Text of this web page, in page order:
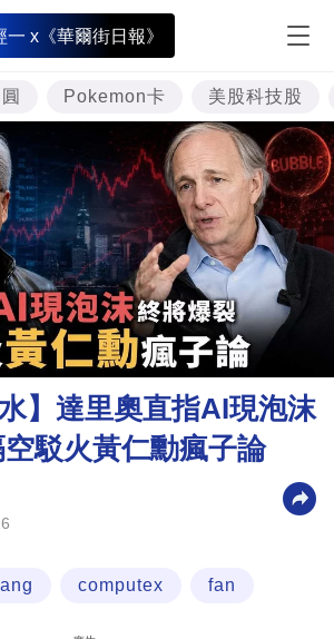
一 x《華爾街日報》
Pokemon卡 美股科技股
水】達里奧直指AI現泡沫
駁火黃仁勳瘋子論
computex fan